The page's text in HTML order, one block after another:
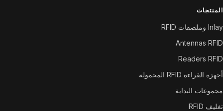
المنتجات
Inlay وملصقات RFID
Antennas RFID
Readers RFID
أجهزة القراءة RFID المحمولة
مجموعات البداية
تغليف RFID